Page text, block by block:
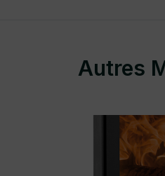
Autres